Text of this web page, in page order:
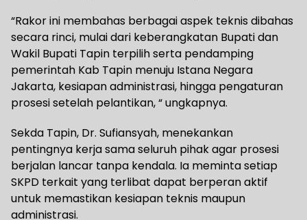
“Rakor ini membahas berbagai aspek teknis dibahas
secara rinci, mulai dari keberangkatan Bupati dan
Wakil Bupati Tapin terpilih serta pendamping
pemerintah Kab Tapin menuju Istana Negara
Jakarta, kesiapan administrasi, hingga pengaturan
prosesi setelah pelantikan, “ ungkapnya.
Sekda Tapin, Dr. Sufiansyah, menekankan
pentingnya kerja sama seluruh pihak agar prosesi
berjalan lancar tanpa kendala. Ia meminta setiap
SKPD terkait yang terlibat dapat berperan aktif
untuk memastikan kesiapan teknis maupun
administrasi.